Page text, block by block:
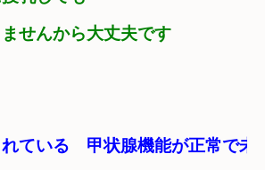
せんから大丈夫です
ている　甲状腺機能が正常で